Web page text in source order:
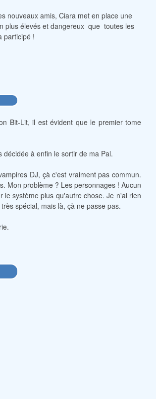
nouveaux amis, Ciara met en place une
plus élevés et dangereux que toutes les
participé !
Bit-Lit, il est évident que le premier tome
à enfin le sortir de ma Pal.
DJ, çà c'est vraiment pas commun.
Mon problème ? Les personnages ! Aucun
système plus qu'autre chose. Je n'ai rien
spécial, mais là, çà ne passe pas.